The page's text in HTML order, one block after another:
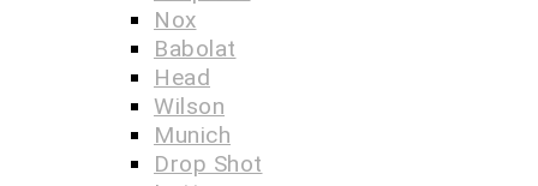
Nox
Babolat
Head
Wilson
Munich
Drop Shot